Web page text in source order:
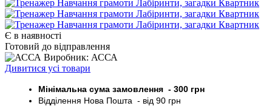
Є в наявності
Готовий до відправлення
Виробник: АССА
Дивитися усі товари
Мінімальна сума замовлення - 300 грн
Відділення Нова Пошта - від 90 грн